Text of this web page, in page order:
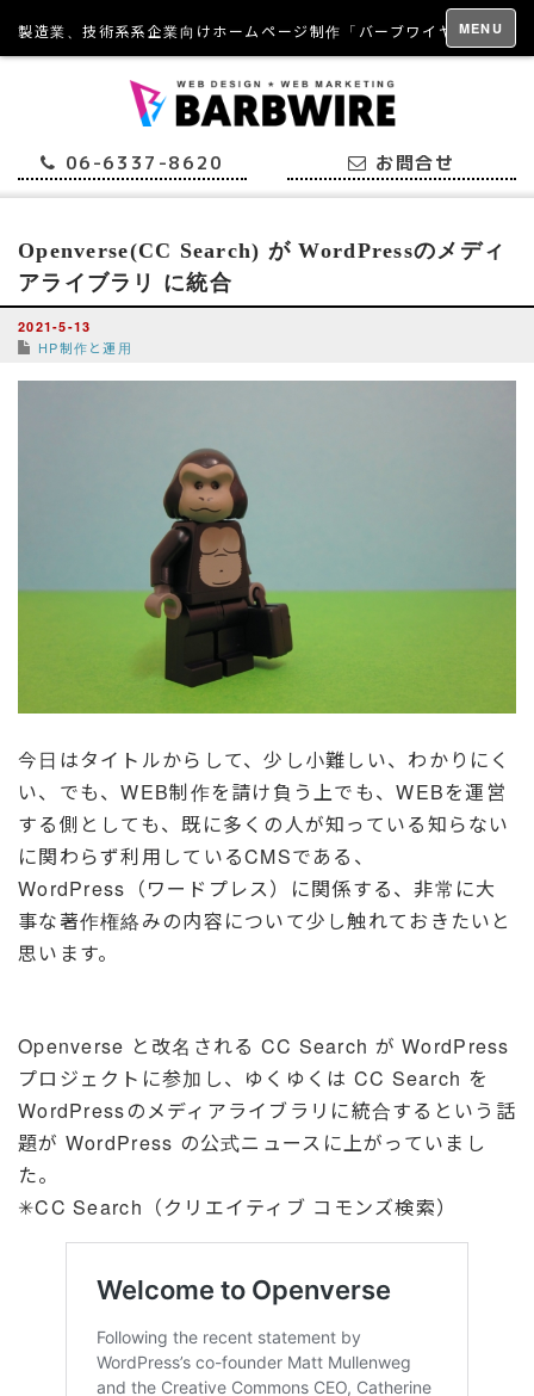
製造業、技術系系企業向けホームページ制作「バーブワイヤー」
MENU
06-6337-8620 お問合せ
Openverse(CC Search) が WordPressのメディ
アライブラリ に統合
2021-5-13
HP制作と運用
今日はタイトルからして、少し小難しい、わかりにく
い、でも、WEB制作を請け負う上でも、WEBを運営
する側としても、既に多くの人が知っている知らない
に関わらず利用しているCMSである、
WordPress（ワードプレス）に関係する、非常に大
事な著作権絡みの内容について少し触れておきたいと
思います。
Openverse と改名される CC Search が WordPress
プロジェクトに参加し、ゆくゆくは CC Search を
WordPressのメディアライブラリに統合するという話
題が WordPress の公式ニュースに上がっていまし
た。
✳︎CC Search（クリエイティブ コモンズ検索）